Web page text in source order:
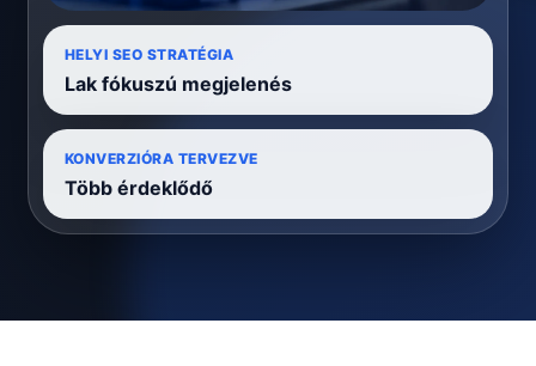
HELYI SEO STRATÉGIA
Lak fókuszú megjelenés
KONVERZIÓRA TERVEZVE
Több érdeklődő